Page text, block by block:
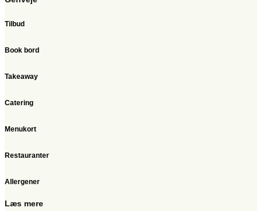
Tilbud
Book bord
Takeaway
Catering
Menukort
Restauranter
Allergener
Læs mere